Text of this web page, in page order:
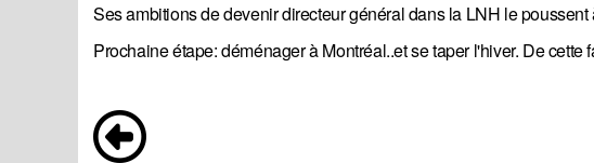
Ses ambitions de devenir directeur général dans la LNH le
Prochaine étape: déménager à Montréal..et se taper l'hiver. De